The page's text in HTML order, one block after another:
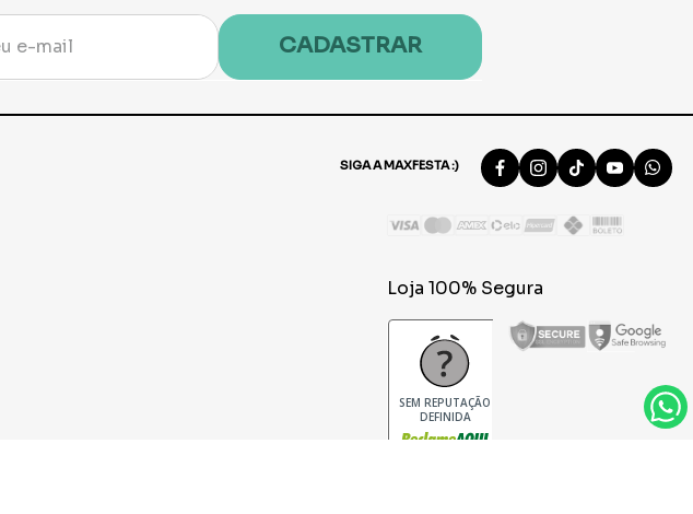
CADASTRAR
SIGA A MAXFESTA :)
Loja 100% Segura